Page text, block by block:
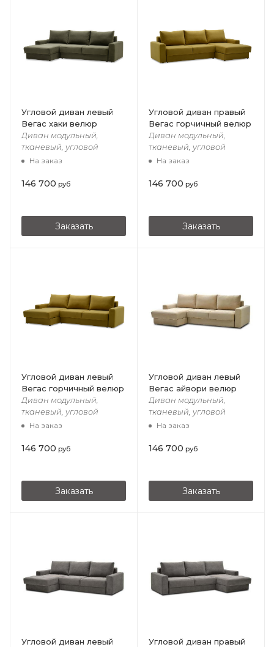
Угловой диван левый
Вегас хаки велюр
Диван модульный,
тканевый, угловой
На заказ
146 700 руб
Заказать
Угловой диван правый
Вегас горчичный велюр
Диван модульный,
тканевый, угловой
На заказ
146 700 руб
Заказать
Угловой диван левый
Вегас горчичный велюр
Диван модульный,
тканевый, угловой
На заказ
146 700 руб
Заказать
Угловой диван левый
Вегас айвори велюр
Диван модульный,
тканевый, угловой
На заказ
146 700 руб
Заказать
Угловой диван левый
Угловой диван правый